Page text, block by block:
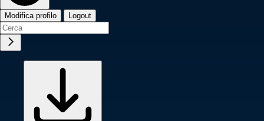
Modifica profilo Logout